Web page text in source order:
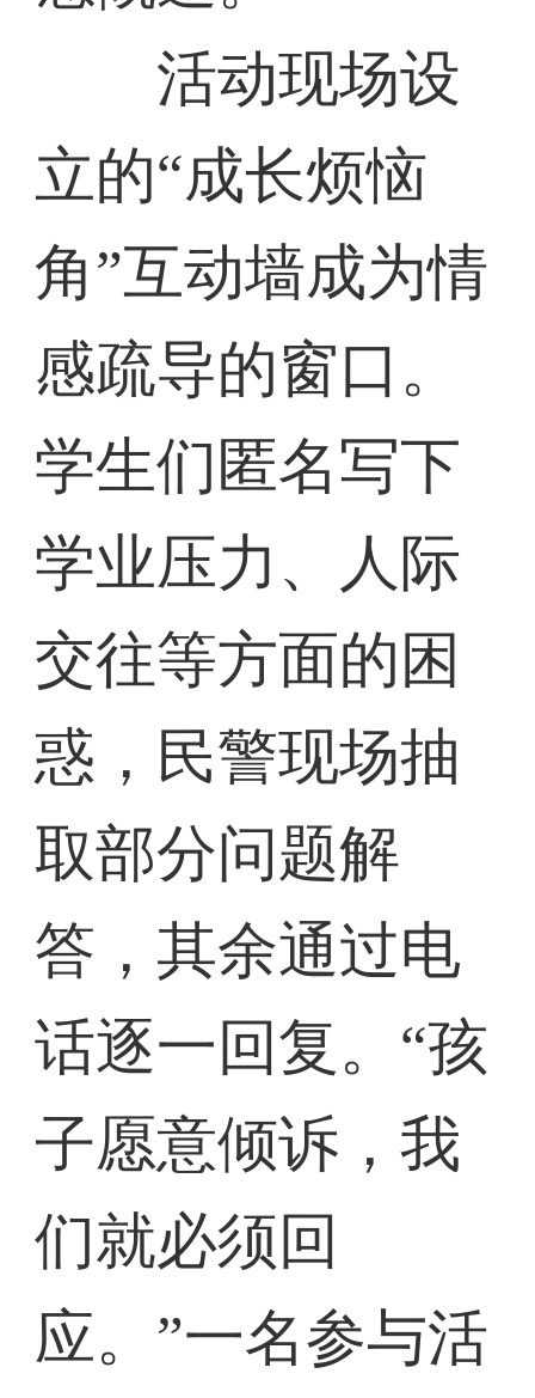
活动现场设
立的“成长烦恼
角”互动墙成为情
感疏导的窗口。
学生们匿名写下
学业压力、人际
交往等方面的困
惑，民警现场抽
取部分问题解
答，其余通过电
话逐一回复。“孩
子愿意倾诉，我
们就必须回
应。”一名参与活